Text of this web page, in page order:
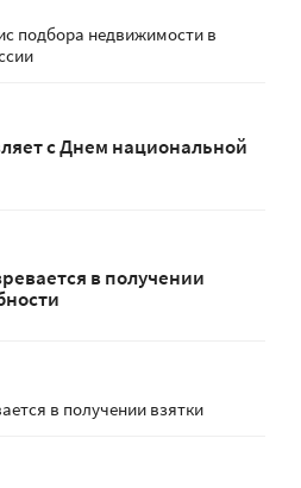
подбора недвижимости в
с Днем национальной
в получении
в получении взятки